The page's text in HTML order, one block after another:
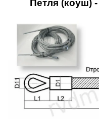
Петля (коуш)